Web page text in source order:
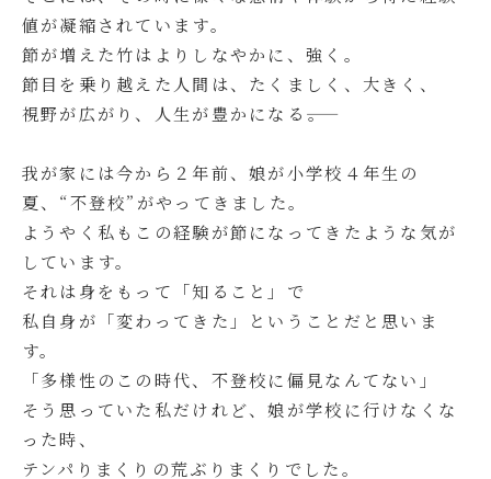
値が凝縮されています。
節が増えた竹はよりしなやかに、強く。
節目を乗り越えた人間は、たくましく、大きく、
視野が広がり、人生が豊かになる――。
我が家には今から２年前、娘が小学校４年生の
夏、“不登校”がやってきました。
ようやく私もこの経験が節になってきたような気が
しています。
それは身をもって「知ること」で
私自身が「変わってきた」ということだと思いま
す。
「多様性のこの時代、不登校に偏見なんてない」
そう思っていた私だけれど、娘が学校に行けなくな
った時、
テンパりまくりの荒ぶりまくりでした。